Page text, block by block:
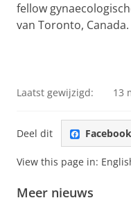
fellow
van Toronto, Canada.
Laatst gewijzigd: 13
Deel dit Facebook
View this page in:
Meer nieuws